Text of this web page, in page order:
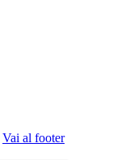
Vai al footer